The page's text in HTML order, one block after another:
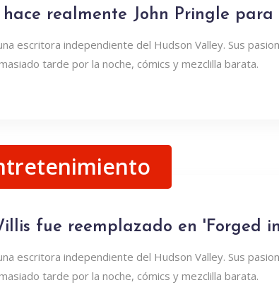
hace realmente John Pringle
escritora independiente del Hudson Valley. Sus
tarde por la noche, cómics y mezclilla barata.
fue reemplazado en 'Forged
escritora independiente del Hudson Valley. Sus
tarde por la noche, cómics y mezclilla barata.